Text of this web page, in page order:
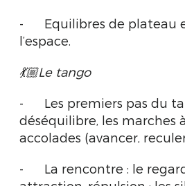
- Equilibres de plateau
l’espace.
💃🏼Le tango
- Les premiers pas du
déséquilibre, les marches
accolades (avancer,
- La rencontre : le